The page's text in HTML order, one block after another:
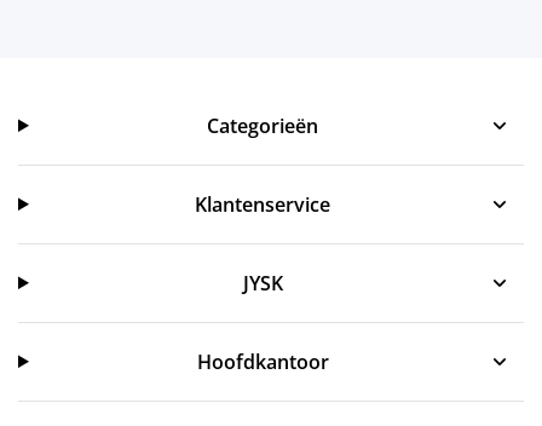
Categorieën
Klantenservice
Klantenservice
JYSK
JYSK
Hoofdkantoor